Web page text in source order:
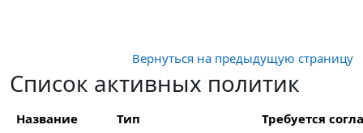
Вернуться на предыдущую страницу
Список активных политик
Название Тип
Требуется